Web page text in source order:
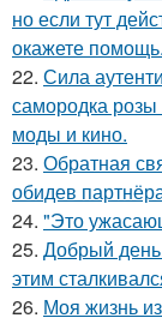
но если тут
окажете помощь.
22. Сила
самородка
моды и кино.
23. Обратная
обидев
24. "Это
25. Добрый
этим
26. Моя жизнь